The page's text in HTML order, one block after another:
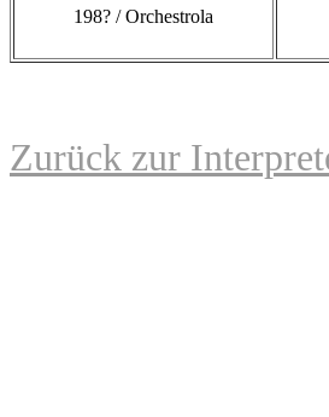
198? / Orchestrola
Zurück zur